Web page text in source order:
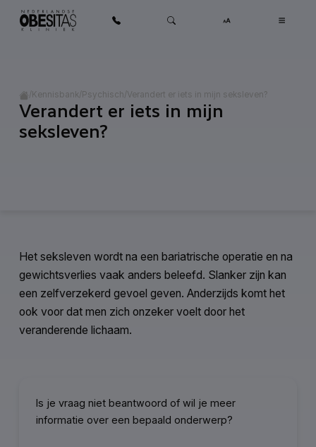
Ga naar inhoud
Home
/Kennisbank/Psychisch/Verandert er iets in mijn seksleven?
Categorie:Psychisch
Verandert er iets in mijn
seksleven?
Het seksleven wordt na een bariatrische operatie en na
gewichtsverlies vaak anders beleefd. Slanker zijn kan
een zelfverzekerd gevoel geven. Anderzijds komt het
ook voor dat men zich onzeker voelt door het
veranderende lichaam.
Is je vraag niet beantwoord of wil je meer
informatie over een bepaald onderwerp?